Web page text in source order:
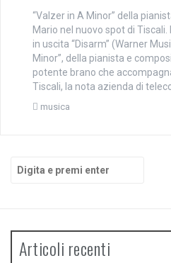
“Valzer in A Minor” della
Mario nel nuovo spot di
in uscita “Disarm” (Warner
Minor”, della pianista e
potente brano che
Tiscali, la nota azienda di
musica
Articoli recenti